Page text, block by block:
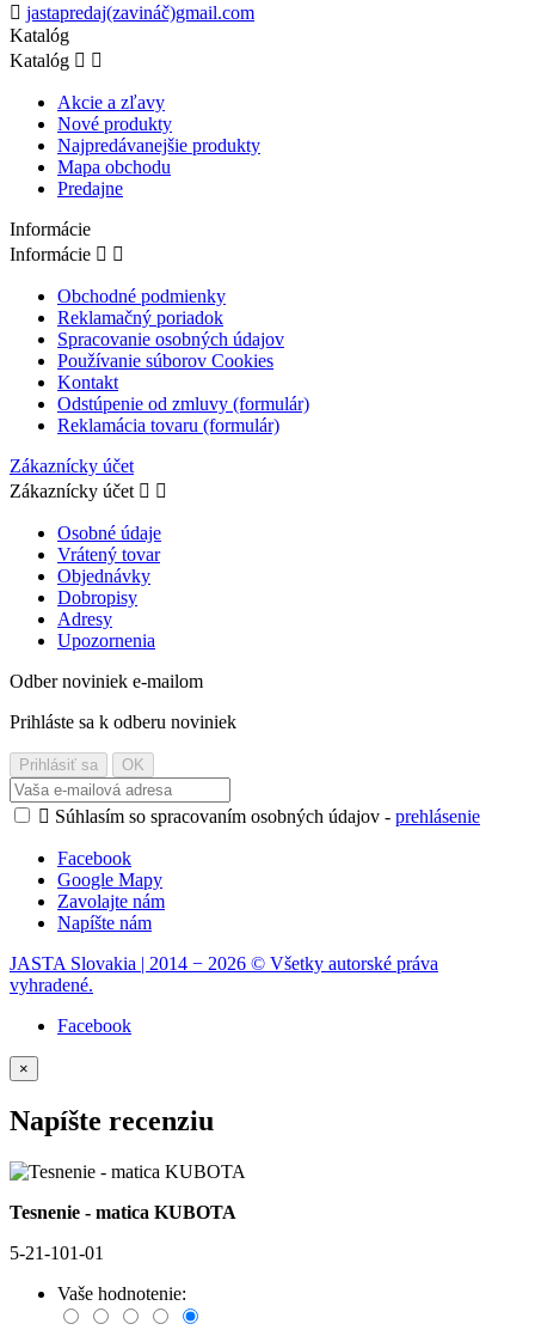
jastapredaj(zavináč)gmail.com
Katalóg
Katalóg  
Akcie a zľavy
Nové produkty
Najpredávanejšie produkty
Mapa obchodu
Predajne
Informácie
Informácie  
Obchodné podmienky
Reklamačný poriadok
Spracovanie osobných údajov
Používanie súborov Cookies
Kontakt
Odstúpenie od zmluvy (formulár)
Reklamácia tovaru (formulár)
Zákaznícky účet
Zákaznícky účet  
Osobné údaje
Vrátený tovar
Objednávky
Dobropisy
Adresy
Upozornenia
Odber noviniek e-mailom
Prihláste sa k odberu noviniek
 Súhlasím so spracovaním osobných údajov - prehlásenie
Facebook
Google Mapy
Zavolajte nám
Napíšte nám
JASTA Slovakia | 2014 − 2026 © Všetky autorské práva
vyhradené.
Facebook
×
Napíšte recenziu
Tesnenie - matica KUBOTA
5-21-101-01
Vaše hodnotenie: